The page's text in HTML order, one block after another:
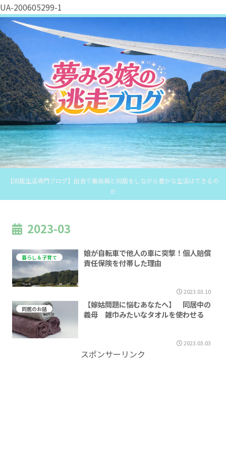
UA-200605299-1
【同居生活専門ブログ】田舎で義両親と同居をしながら豊かな生活はできるの
か
2023-03
暮らし＆子育て
娘が自転車で他人の車に突撃！個人賠償
責任保険を付帯した理由
2023.03.10
同居のお話
【嫁姑問題に悩むあなたへ】 同居中の
義母 雑巾みたいなタオルを使わせる
2023.03.03
スポンサーリンク